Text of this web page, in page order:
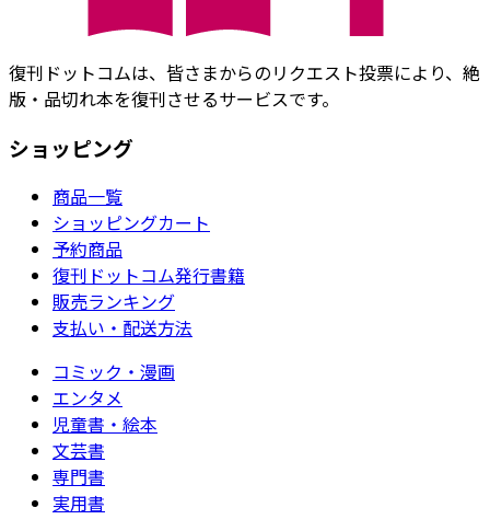
復刊ドットコムは、皆さまからのリクエスト投票により、絶
版・品切れ本を復刊させるサービスです。
ショッピング
商品一覧
ショッピングカート
予約商品
復刊ドットコム発行書籍
販売ランキング
支払い・配送方法
コミック・漫画
エンタメ
児童書・絵本
文芸書
専門書
実用書